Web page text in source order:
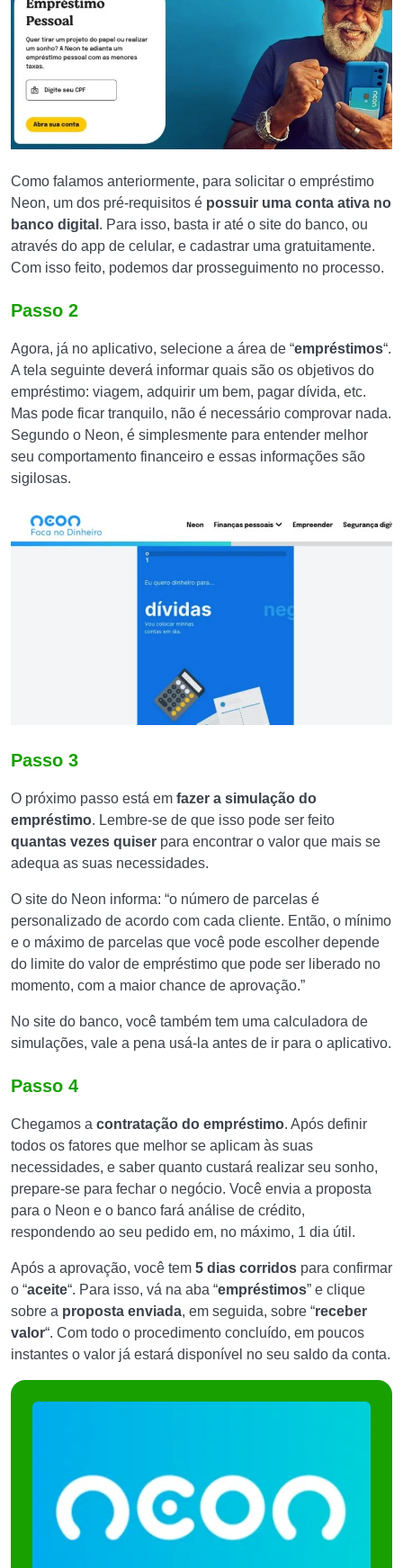
Como falamos anteriormente, para solicitar o empréstimo
Neon, um dos pré-requisitos é possuir uma conta ativa no
banco digital . Para isso, basta ir até o site do banco, ou
através do app de celular, e cadastrar uma gratuitamente.
Com isso feito, podemos dar prosseguimento no processo.
Passo 2
Agora, já no aplicativo, selecione a área de “empréstimos“.
A tela seguinte deverá informar quais são os objetivos do
empréstimo: viagem, adquirir um bem, pagar dívida, etc.
Mas pode ficar tranquilo, não é necessário comprovar nada.
Segundo o Neon, é simplesmente para entender melhor
seu comportamento financeiro e essas informações são
sigilosas.
Passo 3
O próximo passo está em fazer a simulação do
empréstimo. Lembre-se de que isso pode ser feito
quantas vezes quiser para encontrar o valor que mais se
adequa as suas necessidades.
O site do Neon informa: “o número de parcelas é
personalizado de acordo com cada cliente. Então, o mínimo
e o máximo de parcelas que você pode escolher depende
do limite do valor de empréstimo que pode ser liberado no
momento, com a maior chance de aprovação.”
No site do banco, você também tem uma calculadora de
simulações, vale a pena usá-la antes de ir para o aplicativo.
Passo 4
Chegamos a contratação do empréstimo. Após definir
todos os fatores que melhor se aplicam às suas
necessidades, e saber quanto custará realizar seu sonho,
prepare-se para fechar o negócio. Você envia a proposta
para o Neon e o banco fará análise de crédito,
respondendo ao seu pedido em, no máximo, 1 dia útil.
Após a aprovação, você tem 5 dias corridos para confirmar
o “aceite“. Para isso, vá na aba “empréstimos” e clique
sobre a proposta enviada, em seguida, sobre “receber
valor“. Com todo o procedimento concluído, em poucos
instantes o valor já estará disponível no seu saldo da conta.